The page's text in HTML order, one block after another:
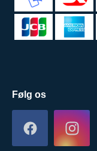
Følg os